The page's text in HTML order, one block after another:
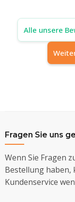
Alle unsere
Fragen Sie uns
Wenn Sie Fragen
Bestellung haben,
Kundenservice